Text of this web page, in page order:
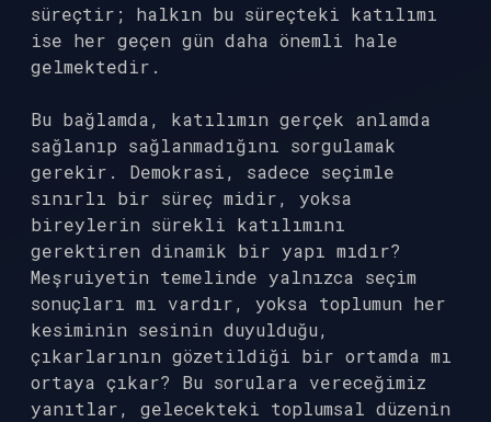
süreçtir; halkın bu süreçteki katılımı
ise her geçen gün daha önemli hale
gelmektedir.
Bu bağlamda, katılımın gerçek anlamda
sağlanıp sağlanmadığını sorgulamak
gerekir. Demokrasi, sadece seçimle
sınırlı bir süreç midir, yoksa
bireylerin sürekli katılımını
gerektiren dinamik bir yapı mıdır?
Meşruiyetin temelinde yalnızca seçim
sonuçları mı vardır, yoksa toplumun her
kesiminin sesinin duyulduğu,
çıkarlarının gözetildiği bir ortamda mı
ortaya çıkar? Bu sorulara vereceğimiz
yanıtlar, gelecekteki toplumsal düzenin